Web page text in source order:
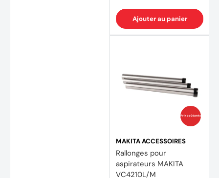
Ajouter au panier
Prix coûtants
MAKITA ACCESSOIRES
Rallonges pour
aspirateurs MAKITA
VC4210L/M